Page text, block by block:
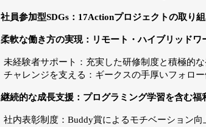
社員参加型SDGs：17Actionプロジェクトの取り
柔軟な働き方の実現：リモート・ハイブリッドワ
未経験者サポート：充実した研修制度と積極的
チャレンジを支える：ギークスの手厚いフォロー
継続的な成長支援：プログラミング学習を含む福
社内表彰制度：Buddy賞によるモチベーション向